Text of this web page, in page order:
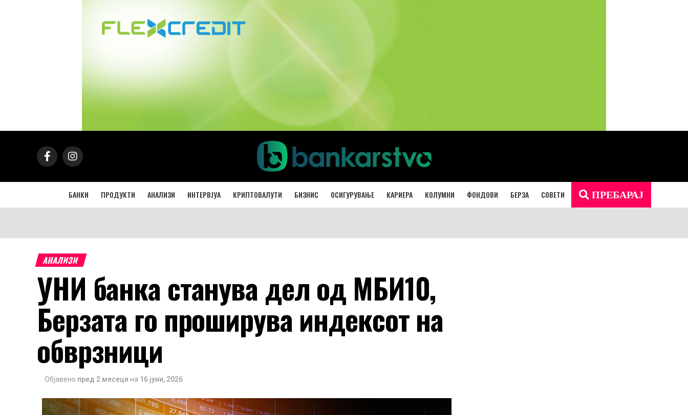
БАНКИ ПРОДУКТИ АНАЛИЗИ ИНТЕРВЈУА КРИПТОВАЛУТИ БИЗНИС ОСИГУРУВАЊЕ КАРИЕРА КОЛУМНИ ФОНДОВИ БЕРЗА СОВЕТИ ПРЕБАРАЈ
АНАЛИЗИ
УНИ банка станува дел од МБИ10,
Берзата го проширува индексот на
обврзници
Објавено пред 2 месеци на 16 јуни, 2026